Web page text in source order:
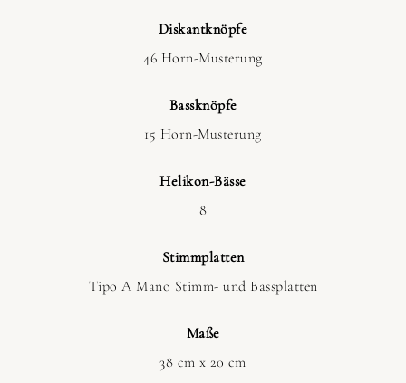
Diskantknöpfe
46 Horn-Musterung
Bassknöpfe
15 Horn-Musterung
Helikon-Bässe
8
Stimmplatten
Tipo A Mano Stimm- und Bassplatten
Maße
38 cm x 20 cm